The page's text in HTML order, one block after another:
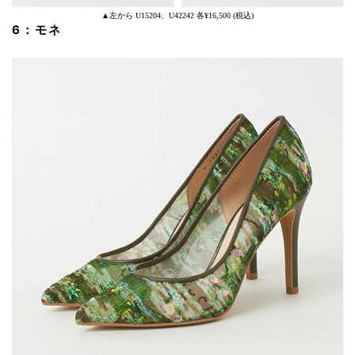
▲左から U15204、U42242 各¥16,500 (税込)
6：モネ